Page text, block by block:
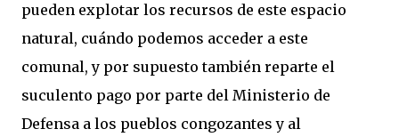
pueden explotar los recursos de este espacio
natural, cuándo podemos acceder a este
comunal, y por supuesto también reparte el
suculento pago por parte del Ministerio de
Defensa a los pueblos congozantes y al